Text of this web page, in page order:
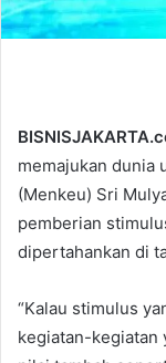
memajukan dunia
(Menkeu) Sri
pemberian
dipertahankan di
“Kalau stimulus
kegiatan-kegiatan